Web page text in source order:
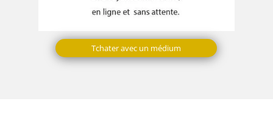
Tchater avec un médium